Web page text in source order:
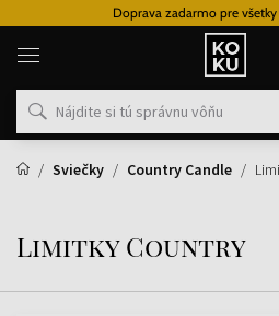
Doprava zadarmo pre
Originálne
parfémy
hodinky
na
mieste
Sviečky
Country Candle
Limitky Country